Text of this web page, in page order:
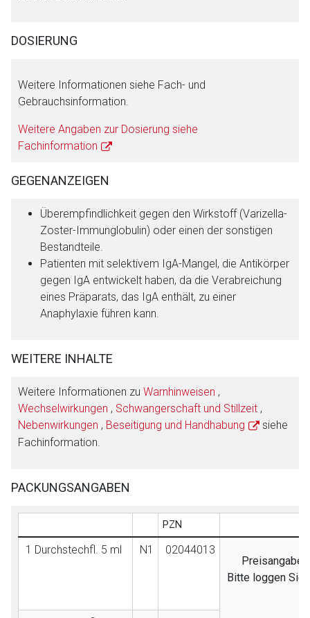
DOSIERUNG
Weitere Informationen siehe Fach- und
Gebrauchsinformation.
Weitere Angaben zur Dosierung siehe
Fachinformation
GEGENANZEIGEN
Überempfindlichkeit gegen den Wirkstoff (Varizella-
Zoster-Immunglobulin) oder einen der sonstigen
Bestandteile.
Patienten mit selektivem IgA-Mangel, die Antikörper
gegen IgA entwickelt haben, da die Verabreichung
eines Präparats, das IgA enthält, zu einer
Anaphylaxie führen kann.
WEITERE INHALTE
Weitere Informationen zu Warnhinweisen ,
Wechselwirkungen , Schwangerschaft und Stillzeit ,
Nebenwirkungen , Beseitigung und Handhabung
siehe
Fachinformation.
PACKUNGSANGABEN
PZN
1 Durchstechfl. 5 ml N1
02044013
Bitte loggen Sie